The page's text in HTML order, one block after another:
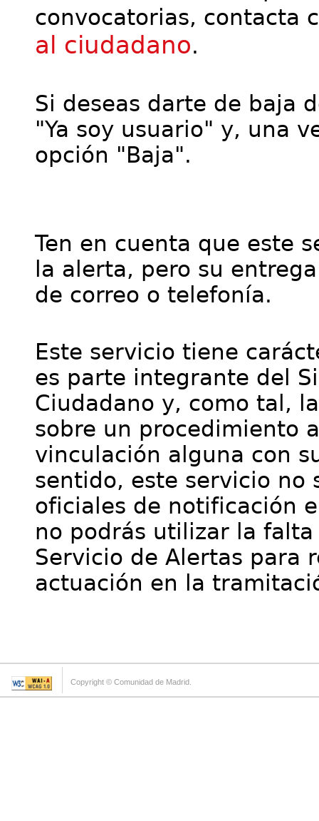
convocatorias, contacta
al ciudadano.
Si deseas darte de baja
"Ya soy usuario" y, una
opción "Baja".
Ten en cuenta que este
la alerta, pero su
de correo o telefonía.
Este servicio tiene
es parte integrante del
Ciudadano y, como tal,
sobre un procedimiento
vinculación alguna con
sentido, este servicio no
oficiales de notificación
no podrás utilizar la
Servicio de Alertas para
actuación en la
Copyright © Comunidad de Madrid.